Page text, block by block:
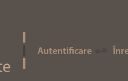
Autentificare